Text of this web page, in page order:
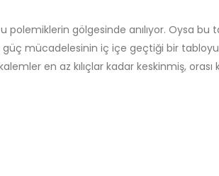
polemiklerin gölgesinde anılıyor. Oysa bu
mücadelesinin iç içe geçtiği bir tabloyu
en az kılıçlar kadar keskinmiş, orası